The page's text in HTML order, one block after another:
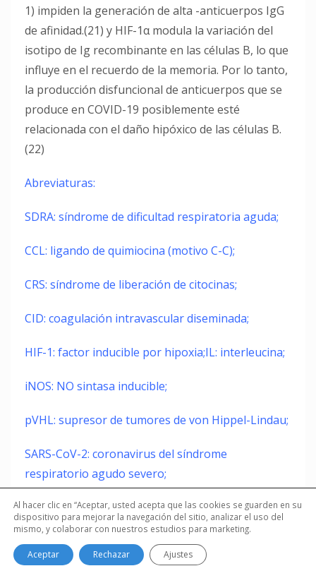
1) impiden la generación de alta -anticuerpos IgG
de afinidad.(21) y HIF-1α modula la variación del
isotipo de Ig recombinante en las células B, lo que
influye en el recuerdo de la memoria. Por lo tanto,
la producción disfuncional de anticuerpos que se
produce en COVID-19 posiblemente esté
relacionada con el daño hipóxico de las células B.
(22)
Abreviaturas:
SDRA: síndrome de dificultad respiratoria aguda;
CCL: ligando de quimiocina (motivo C-C);
CRS: síndrome de liberación de citocinas;
CID: coagulación intravascular diseminada;
HIF-1: factor inducible por hipoxia;IL: interleucina;
iNOS: NO sintasa inducible;
pVHL: supresor de tumores de von Hippel-Lindau;
SARS-CoV-2: coronavirus del síndrome
respiratorio agudo severo;
TNF: factor de necrosis tumoral.
Al hacer clic en “Aceptar, usted acepta que las cookies se guarden en su
dispositivo para mejorar la navegación del sitio, analizar el uso del
mismo, y colaborar con nuestros estudios para marketing.
Aceptar Rechazar Ajustes